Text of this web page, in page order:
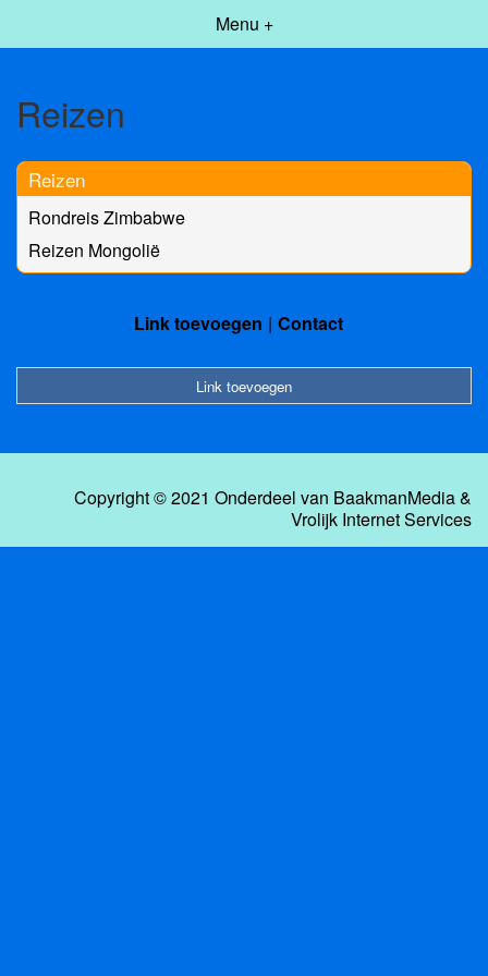
Menu +
Reizen
Reizen
Rondreis Zimbabwe
Reizen Mongolië
Link toevoegen Contact
Link toevoegen
Copyright © 2021 Onderdeel van BaakmanMedia&
Vrolijk Internet Services